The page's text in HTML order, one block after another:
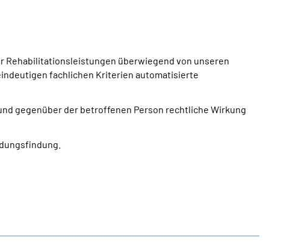
Rehabilitationsleistungen überwiegend von unseren
fachlichen Kriterien automatisierte
gegenüber der betroffenen Person rechtliche Wirkung